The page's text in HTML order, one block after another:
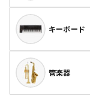
キーボード
管楽器